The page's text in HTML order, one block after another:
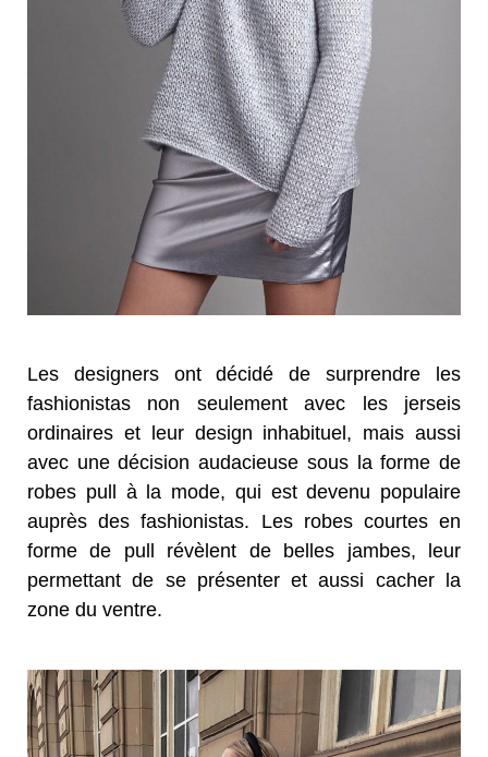
Les designers ont décidé de surprendre les
fashionistas non seulement avec les jerseis
ordinaires et leur design inhabituel, mais aussi
avec une décision audacieuse sous la forme de
robes pull à la mode, qui est devenu populaire
auprès des fashionistas. Les robes courtes en
forme de pull révèlent de belles jambes, leur
permettant de se présenter et aussi cacher la
zone du ventre.